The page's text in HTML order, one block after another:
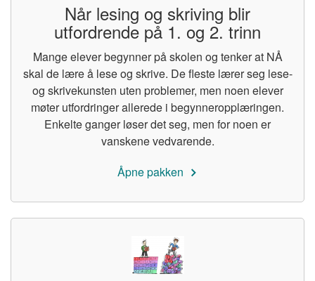
Når lesing og skriving blir
utfordrende på 1. og 2. trinn
Mange elever begynner på skolen og tenker at NÅ
skal de lære å lese og skrive. De fleste lærer seg lese-
og skrivekunsten uten problemer, men noen elever
møter utfordringer allerede i begynneropplæringen.
Enkelte ganger løser det seg, men for noen er
vanskene vedvarende.
Åpne pakken